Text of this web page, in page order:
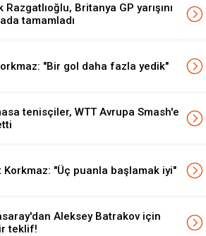
Razgatlıoğlu, Britanya GP yarışını
tamamladı
"Bir gol daha fazla yedik"
tenisçiler, WTT Avrupa Smash'e
Korkmaz: "Üç puanla başlamak iyi"
Aleksey Batrakov için
teklif!